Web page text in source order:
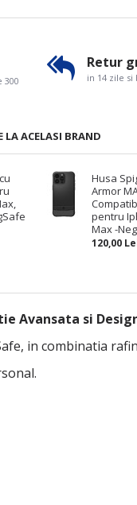
LA ACELASI BRAND
Husa
Armor
pentru
Max -
120,00
300
Retur
in 14 zile si
Avansata si
in combinatia